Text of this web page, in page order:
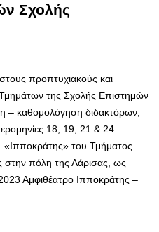
Σχολής
προπτυχιακούς και
Τμημάτων της Σχολής Επιστημών
– καθομολόγηση διδακτόρων,
18, 19, 21 & 24
«Ιπποκράτης» του Τμήματος
στην πόλη της Λάρισας, ως
Αμφιθέατρο Ιπποκράτης –